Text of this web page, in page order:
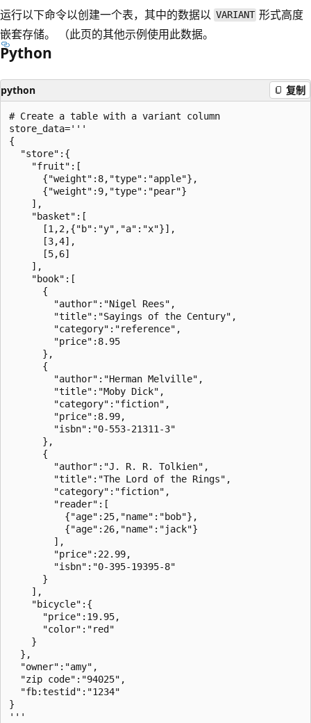
运行以下命令以创建一个表，其中的数据以 VARIANT 形式高度
嵌套存储。 （此页的其他示例使用此数据。
Python
python 复制
# Create a table with a variant column
store_data='''
{
  "store":{
    "fruit":[
      {"weight":8,"type":"apple"},
      {"weight":9,"type":"pear"}
    ],
    "basket":[
      [1,2,{"b":"y","a":"x"}],
      [3,4],
      [5,6]
    ],
    "book":[
      {
        "author":"Nigel Rees",
        "title":"Sayings of the Century",
        "category":"reference",
        "price":8.95
      },
      {
        "author":"Herman Melville",
        "title":"Moby Dick",
        "category":"fiction",
        "price":8.99,
        "isbn":"0-553-21311-3"
      },
      {
        "author":"J. R. R. Tolkien",
        "title":"The Lord of the Rings",
        "category":"fiction",
        "reader":[
          {"age":25,"name":"bob"},
          {"age":26,"name":"jack"}
        ],
        "price":22.99,
        "isbn":"0-395-19395-8"
      }
    ],
    "bicycle":{
      "price":19.95,
      "color":"red"
    }
  },
  "owner":"amy",
  "zip code":"94025",
  "fb:testid":"1234"
}
'''